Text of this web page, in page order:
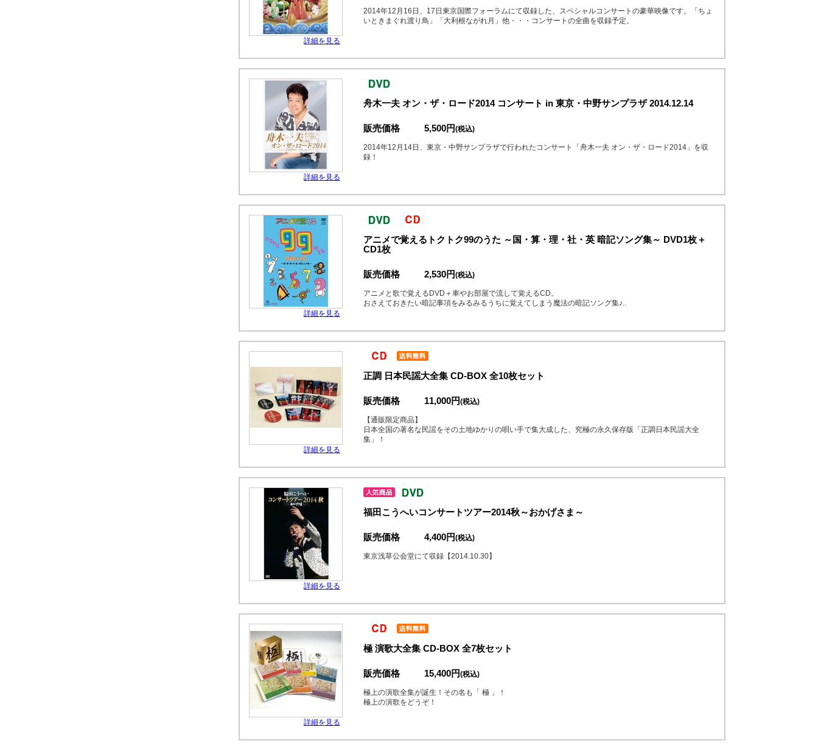
詳細を見る
2014年12月16日、17日東京国際フォーラムにて収録した、スペシャルコンサートの豪華映像です。「ちょ
いときまぐれ渡り鳥」「大利根ながれ月」他・・・コンサートの全曲を収録予定。
詳細を見る
舟木一夫 オン・ザ・ロード2014 コンサート in 東京・中野サンプラザ 2014.12.14
販売価格 5,500円(税込)
2014年12月14日、東京・中野サンプラザで行われたコンサート「舟木一夫 オン・ザ・ロード2014」を収
録！
詳細を見る
アニメで覚えるトクトク99のうた ～国・算・理・社・英 暗記ソング集～ DVD1枚＋
CD1枚
販売価格 2,530円(税込)
アニメと歌で覚えるDVD＋車やお部屋で流して覚えるCD。
おさえておきたい暗記事項をみるみるうちに覚えてしまう魔法の暗記ソング集♪..
詳細を見る
正調 日本民謡大全集 CD-BOX 全10枚セット
販売価格 11,000円(税込)
【通販限定商品】
日本全国の著名な民謡をその土地ゆかりの唄い手で集大成した、究極の永久保存版「正調日本民謡大全
集」！
詳細を見る
福田こうへいコンサートツアー2014秋～おかげさま～
販売価格 4,400円(税込)
東京浅草公会堂にて収録【2014.10.30】
詳細を見る
極 演歌大全集 CD-BOX 全7枚セット
販売価格 15,400円(税込)
極上の演歌全集が誕生！その名も「 極 」！
極上の演歌をどうぞ！